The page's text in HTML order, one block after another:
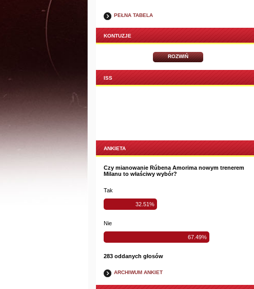
PEŁNA TABELA
KONTUZJE
ROZWIŃ
ISS
ANKIETA
Czy mianowanie Rúbena Amorima nowym trenerem
Milanu to właściwy wybór?
Tak
32.51%
Nie
67.49%
283 oddanych głosów
ARCHIWUM ANKIET